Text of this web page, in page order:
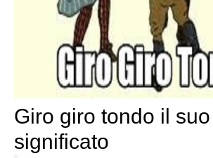
Giro giro tondo il
significato